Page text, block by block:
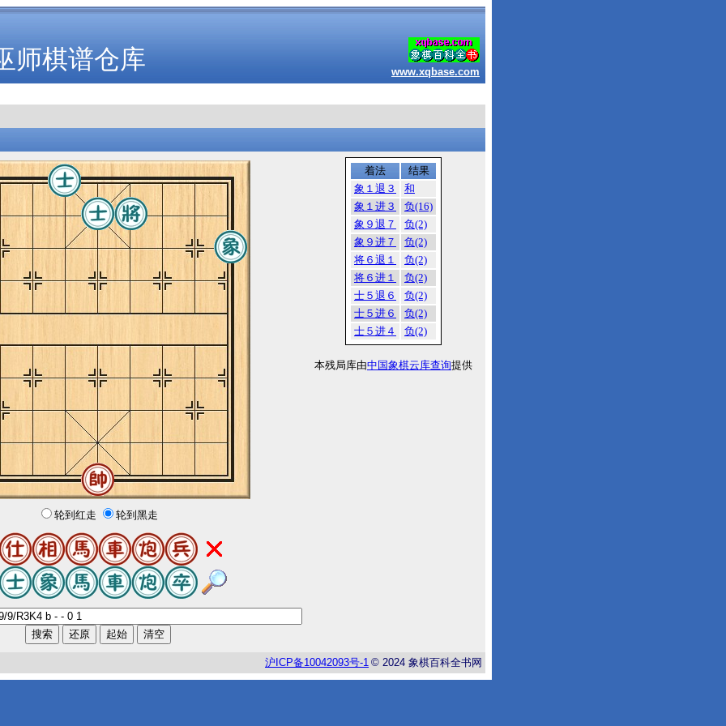
师棋谱仓库 www.xqbase.com
轮到红走 轮到黑走
着法
结果
象１退３
和
象１进３
负(16)
象９退７
负(2)
象９进７
负(2)
将６退１
负(2)
将６进１
负(2)
士５退６
负(2)
士５进６
负(2)
士５进４
负(2)
本残局库由中国象棋云库查询提供
沪 ICP备10042093号-1 © 2024 象棋百科全书网